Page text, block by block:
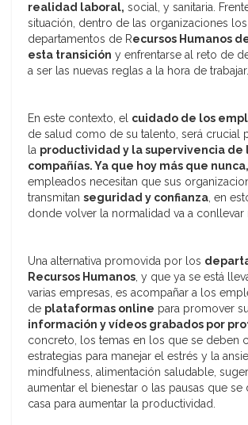
realidad laboral, social, y sanitaria.
situación, dentro de las organizaciones los
departamentos de Recursos Humanos
esta transición y enfrentarse al reto de
a ser las nuevas reglas a la hora de trabajar.
En este contexto, el cuidado de los
de salud como de su talento, será crucial
la productividad y la supervivencia de
compañías. Ya que hoy más que nunca,
empleados necesitan que sus
transmitan seguridad y confianza, en
donde volver la normalidad va a
Una alternativa promovida por los
Recursos Humanos, y que ya se está
varias empresas, es acompañar a los
de plataformas online para promover
información y vídeos grabados por
concreto, los temas en los que se deben
estrategias para manejar el estrés y la
mindfulness, alimentación saludable,
aumentar el bienestar o las pausas que se
casa para aumentar la productividad.